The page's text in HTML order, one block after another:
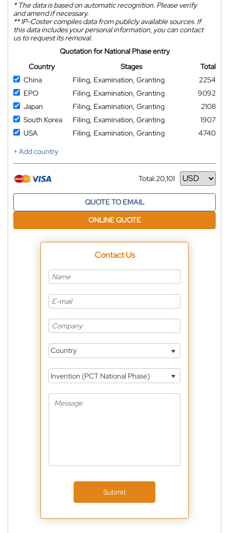
*The data is based on automatic recognition. Please verify
and amend if necessary.
**IP-Coster compiles data from publicly available sources. If
this data includes your personal information, you can contact
us to request its removal.
Quotation for National Phase entry
Country
Stages
Total
China
Filing, Examination, Granting
2254
EPO
Filing, Examination, Granting
9092
Japan
Filing, Examination, Granting
2108
South Korea
Filing, Examination, Granting
1907
USA
Filing, Examination, Granting
4740
+ Add country
Total:20,101
Currency
QUOTE TO EMAIL
ONLINE QUOTE
Contact Us
Country
Invention (PCT National Phase)
Submit